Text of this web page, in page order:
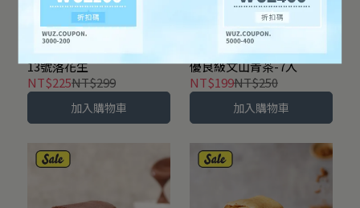
發現茶 更 kńg 可麗捲-台南
13號落花生
NT$225NT$299
加入購物車
發現茶 更 kńg 可麗捲-坪林
優良級文山青茶-7入
NT$199NT$250
加入購物車